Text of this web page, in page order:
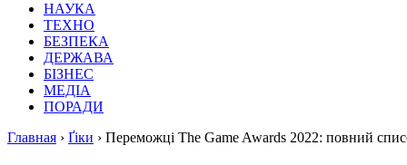
НАУКА
ТЕХНО
БЕЗПЕКА
ДЕРЖАВА
БІЗНЕС
МЕДІА
ПОРАДИ
Главная › Ґіки › Переможці The Game Awards 2022: повний